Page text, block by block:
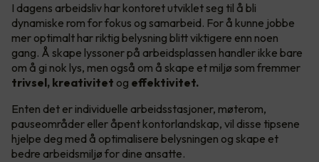
I dagens arbeidsliv har kontoret utviklet seg til å bli
dynamiske rom for fokus og samarbeid. For å kunne jobbe
mer optimalt har riktig belysning blitt viktigere enn noen
gang. Å skape lyssoner på arbeidsplassen handler ikke bare
om å gi nok lys, men også om å skape et miljø som fremmer
trivsel, kreativitet og effektivitet.
Enten det er individuelle arbeidsstasjoner, møterom,
pauseområder eller åpent kontorlandskap, vil disse tipsene
hjelpe deg med å optimalisere belysningen og skape et
bedre arbeidsmiljø for dine ansatte.